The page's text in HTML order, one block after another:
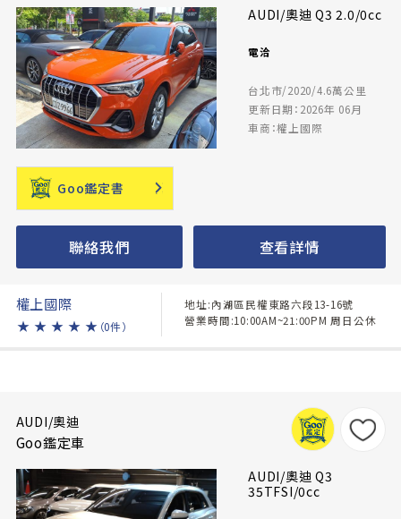
AUDI/奧迪 Q3 2.0/0cc
電洽
台北市/2020/4.6萬公里
更新日期：2026年 06月
車商：權上國際
Goo鑑定書
聯絡我們 查看詳情
權上國際
★ ★ ★ ★ ★ （0件）
地址:內湖區民權東路六段13-16號
營業時間:10:00AM~21:00PM 周日公休
AUDI/奧迪
Goo鑑定車
AUDI/奧迪 Q3
35TFSI/0cc